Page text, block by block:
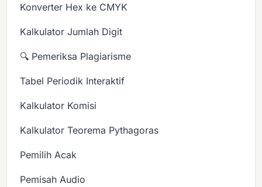
Konverter Hex ke CMYK
Kalkulator Jumlah Digit
🔍 Pemeriksa Plagiarisme
Tabel Periodik Interaktif
Kalkulator Komisi
Kalkulator Teorema Pythagoras
Pemilih Acak
Pemisah Audio